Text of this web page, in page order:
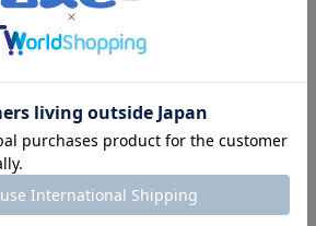
多少の傷
P-smart ケータイ P-01
P-smart ケータイ P-01
済
済